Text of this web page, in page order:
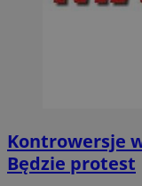
Kontrowersje
Będzie protest